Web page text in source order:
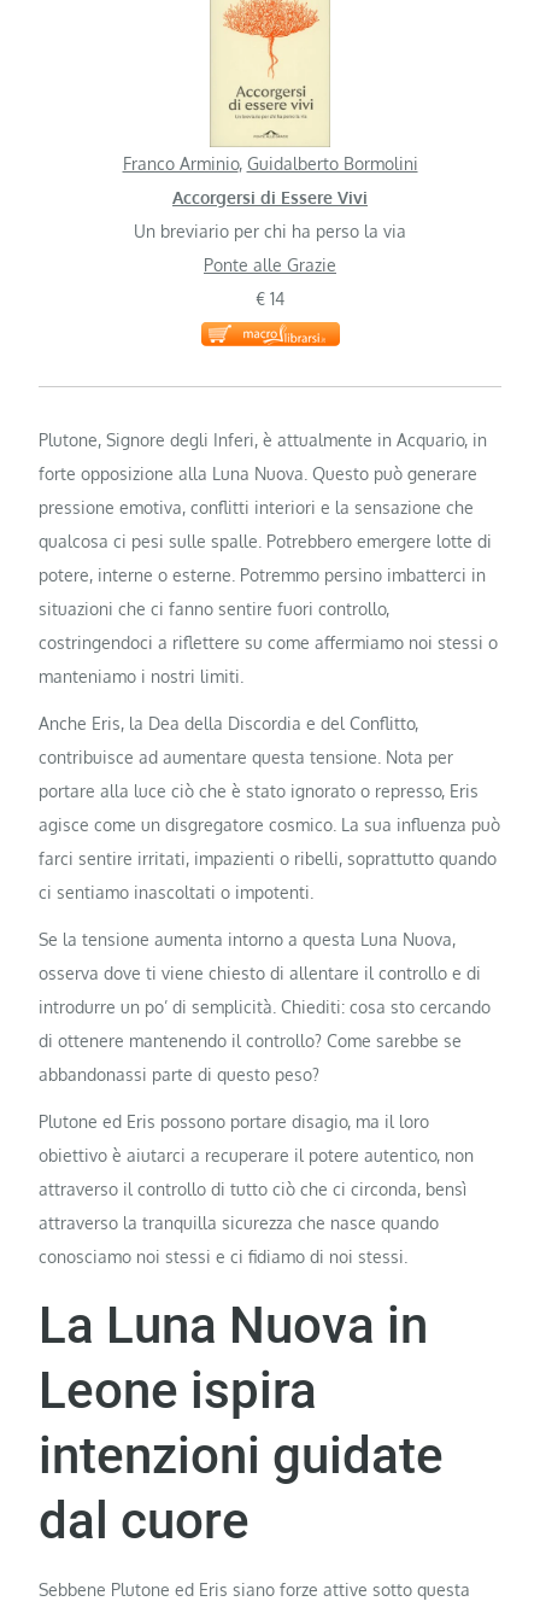
Franco Arminio, Guidalberto Bormolini
Accorgersi di Essere Vivi
Un breviario per chi ha perso la via
Ponte alle Grazie
€ 14
Plutone, Signore degli Inferi, è attualmente in Acquario, in
forte opposizione alla Luna Nuova. Questo può generare
pressione emotiva, conflitti interiori e la sensazione che
qualcosa ci pesi sulle spalle. Potrebbero emergere lotte di
potere, interne o esterne. Potremmo persino imbatterci in
situazioni che ci fanno sentire fuori controllo,
costringendoci a riflettere su come affermiamo noi stessi o
manteniamo i nostri limiti.
Anche Eris, la Dea della Discordia e del Conflitto,
contribuisce ad aumentare questa tensione. Nota per
portare alla luce ciò che è stato ignorato o represso, Eris
agisce come un disgregatore cosmico. La sua influenza può
farci sentire irritati, impazienti o ribelli, soprattutto quando
ci sentiamo inascoltati o impotenti.
Se la tensione aumenta intorno a questa Luna Nuova,
osserva dove ti viene chiesto di allentare il controllo e di
introdurre un po’ di semplicità. Chiediti: cosa sto cercando
di ottenere mantenendo il controllo? Come sarebbe se
abbandonassi parte di questo peso?
Plutone ed Eris possono portare disagio, ma il loro
obiettivo è aiutarci a recuperare il potere autentico, non
attraverso il controllo di tutto ciò che ci circonda, bensì
attraverso la tranquilla sicurezza che nasce quando
conosciamo noi stessi e ci fidiamo di noi stessi.
La Luna Nuova in
Leone ispira
intenzioni guidate
dal cuore
Sebbene Plutone ed Eris siano forze attive sotto questa